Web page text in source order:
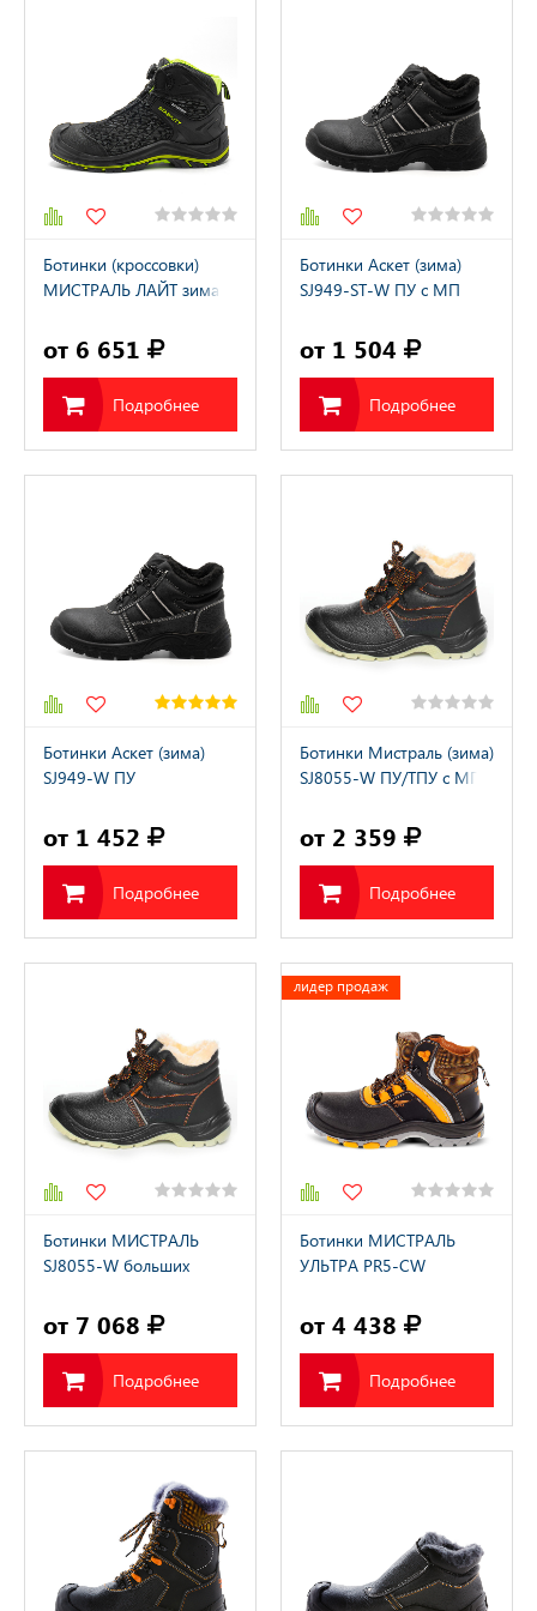
Ботинки (кроссовки)
МИСТРАЛЬ ЛАЙТ зима
МИСТРАЛЬ-LIGHT
от 6 651
Подробнее
Ботинки Аскет (зима)
SJ949-ST-W ПУ с МП
от 1 504
Подробнее
Ботинки Аскет (зима)
SJ949-W ПУ
от 1 452
Подробнее
Ботинки Мистраль (зима)
SJ8055-W ПУ/ТПУ с МП
от 2 359
Подробнее
Ботинки МИСТРАЛЬ
SJ8055-W больших
от 7 068
Подробнее
лидер продаж
Ботинки МИСТРАЛЬ
УЛЬТРА PR5-CW
РЕЗИНА с ПП и АС /
МИСТРАЛЬ ULTRA
от 4 438
Подробнее